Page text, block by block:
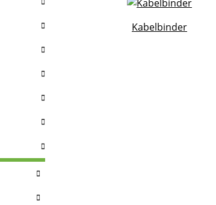
Kabelbinder